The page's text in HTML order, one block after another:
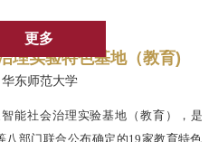
社会治理实验基地（教育），是
八部门联合公布确定的19家教育特色
理实验特色基地（教育)
华东师范大学
更多